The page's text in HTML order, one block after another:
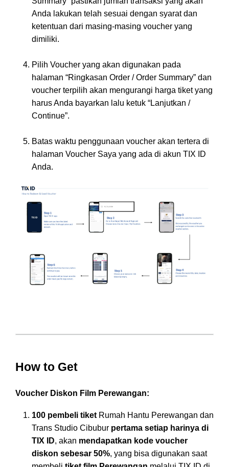
Anda lakukan telah sesuai dengan syarat dan
ketentuan dari masing-masing voucher yang
dimiliki.
Pilih Voucher yang akan digunakan pada
halaman “Ringkasan Order / Order Summary” dan
voucher terpilih akan mengurangi harga tiket yang
harus Anda bayarkan lalu ketuk “Lanjutkan /
Continue”.
Batas waktu penggunaan voucher akan tertera di
halaman Voucher Saya yang ada di akun TIX ID
Anda.
How to Get
Voucher Diskon Film Perewangan:
100 pembeli tiket Rumah Hantu Perewangan dan
Trans Studio Cibubur pertama setiap harinya di
TIX ID, akan mendapatkan kode voucher
diskon sebesar 50%, yang bisa digunakan saat